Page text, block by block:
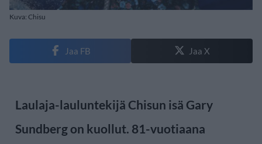
Kuva: Chisu
Jaa FB Jaa X
Laulaja-lauluntekijä Chisun isä Gary
Sundberg on kuollut. 81-vuotiaana